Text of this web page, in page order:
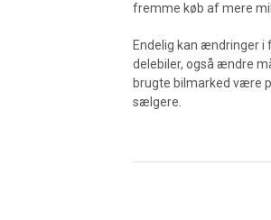
fremme køb af mere
Endelig kan ændringer
delebiler, også ændre
brugte bilmarked være
sælgere.